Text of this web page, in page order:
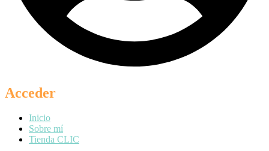
Acceder
Inicio
Sobre mí
Tienda CLIC